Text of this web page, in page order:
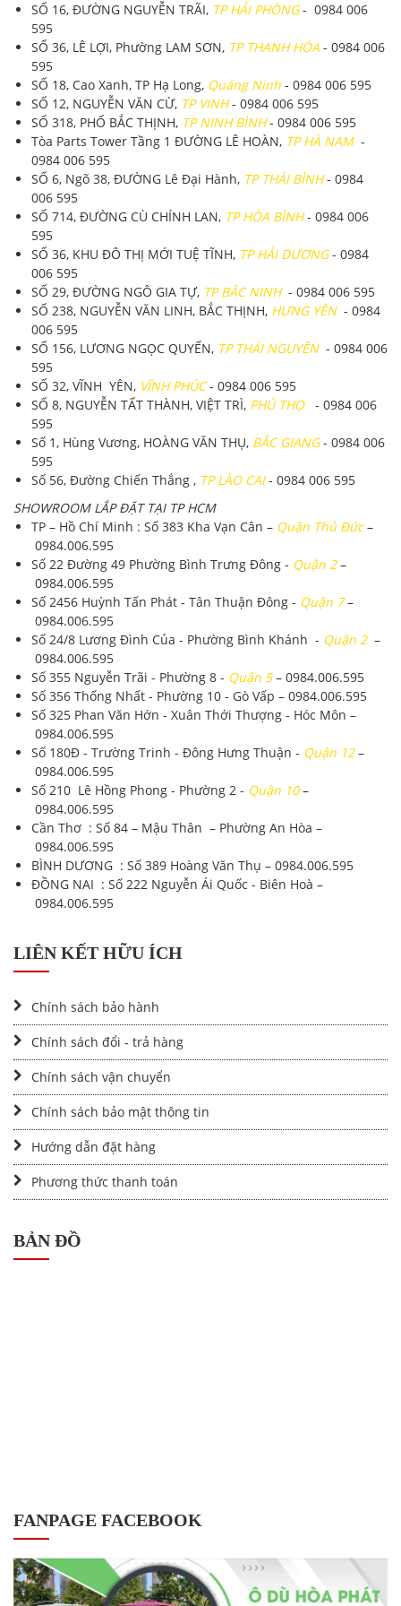
SỐ 16, ĐƯỜNG NGUYỄN TRÃI, TP HẢI PHÒNG- 0984 006
595
SỐ 36, LÊ LỢI, Phường LAM SƠN, TP THANH HÓA - 0984 006
595
SỐ 18, Cao Xanh, TP Hạ Long, Quảng Ninh - 0984 006 595
SỐ 12, NGUYỄN VĂN CỪ, TP VINH- 0984 006 595
SỐ 318, PHỐ BẮC THỊNH, TP NINH BÌNH- 0984 006 595
Tòa Parts Tower Tầng 1 ĐƯỜNG LÊ HOÀN, TP HÀ NAM -
0984 006 595
SỐ 6, Ngõ 38, ĐƯỜNG Lê Đại Hành, TP THÁI BÌNH- 0984
006 595
SỐ 714, ĐƯỜNG CÙ CHÍNH LAN, TP HÒA BÌNH- 0984 006
595
SỐ 36, KHU ĐÔ THỊ MỚI TUỆ TĨNH, TP HẢI DƯƠNG- 0984
006 595
SỐ 29, ĐƯỜNG NGÔ GIA TỰ, TP BẮC NINH- 0984 006 595
SỐ 238, NGUYỄN VĂN LINH, BẮC THỊNH, HƯNG YÊN- 0984
006 595
SỐ 156, LƯƠNG NGỌC QUYẾN, TP THÁI NGUYÊN- 0984 006
595
SỐ 32, VĨNH YÊN, VĨNH PHÚC- 0984 006 595
SỐ 8, NGUYỄN TẤT THÀNH, VIỆT TRÌ, PHÚ THỌ- 0984 006
595
Số 1, Hùng Vương, HOÀNG VĂN THỤ, BẮC GIANG- 0984 006
595
Số 56, Đường Chiến Thắng , TP LÀO CAI- 0984 006 595
SHOWROOM LẮP ĐẶT TẠI TP HCM
TP – Hồ Chí Minh : Số 383 Kha Vạn Cân – Quận Thủ Đức–
0984.006.595
Số 22 Đường 49 Phường Bình Trưng Đông - Quận 2–
0984.006.595
Số 2456 Huỳnh Tấn Phát - Tân Thuận Đông - Quận 7–
0984.006.595
Số 24/8 Lương Đình Của - Phường Bình Khánh - Quận 2 –
0984.006.595
Số 355 Nguyễn Trãi - Phường 8 - Quận 5– 0984.006.595
Số 356 Thống Nhất - Phường 10 - Gò Vấp – 0984.006.595
Số 325 Phan Văn Hớn - Xuân Thới Thượng - Hóc Môn –
0984.006.595
Số 180Đ - Trường Trinh - Đông Hưng Thuận - Quận 12–
0984.006.595
Số 210 Lê Hồng Phong - Phường 2 - Quận 10–
0984.006.595
Cần Thơ : Số 84 – Mậu Thân – Phường An Hòa –
0984.006.595
BÌNH DƯƠNG : Số 389 Hoàng Văn Thụ – 0984.006.595
ĐỒNG NAI : Số 222 Nguyễn Ái Quốc - Biên Hoà –
0984.006.595
LIÊN KẾT HỮU ÍCH
Chính sách bảo hành
Chính sách đổi - trả hàng
Chính sách vận chuyển
Chính sách bảo mật thông tin
Hướng dẫn đặt hàng
Phương thức thanh toán
BẢN ĐỒ
FANPAGE FACEBOOK